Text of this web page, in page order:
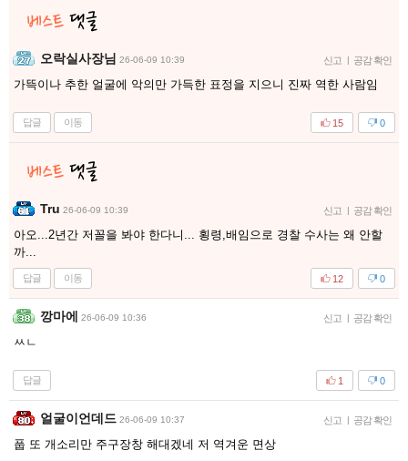
오락실사장님 26-06-09 10:39 신고 | 공감 확인
가뜩이나 추한 얼굴에 악의만 가득한 표정을 지으니 진짜 역한 사람임
답글 이동 0
15
Tru 26-06-09 10:39 신고 | 공감 확인
아오...2년간 저꼴을 봐야 한다니... 횡령,배임으로 경찰 수사는 왜 안할
까...
답글 이동 0
12
깡마에 26-06-09 10:36 신고 | 공감 확인
ㅆㄴ
답글 0
1
얼굴이언데드 26-06-09 10:37 신고 | 공감 확인
풉 또 개소리만 주구장창 해대겠네 저 역겨운 면상